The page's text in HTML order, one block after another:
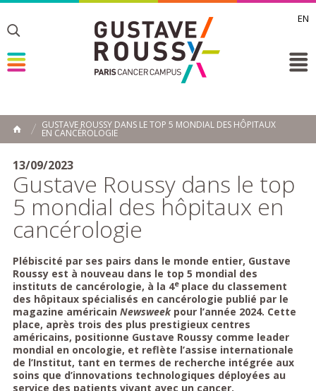
EN
Toggle
Toggle
Toggle
ACCUEIL
GUSTAVE ROUSSY DANS LE TOP 5 MONDIAL DES HÔPITAUX
EN CANCÉROLOGIE
13/09/2023
Gustave Roussy dans le top
5 mondial des hôpitaux en
cancérologie
Plébiscité par ses pairs dans le monde entier, Gustave
Roussy est à nouveau dans le top 5 mondial des
instituts de cancérologie, à la 4e place du classement
des hôpitaux spécialisés en cancérologie publié par le
magazine américain Newsweek pour l’année 2024. Cette
place, après trois des plus prestigieux centres
américains, positionne Gustave Roussy comme leader
mondial en oncologie, et reflète l’assise internationale
de l’Institut, tant en termes de recherche intégrée aux
soins que d’innovations technologiques déployées au
service des patients vivant avec un cancer.